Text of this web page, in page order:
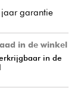
garantie
in de winkel
in de